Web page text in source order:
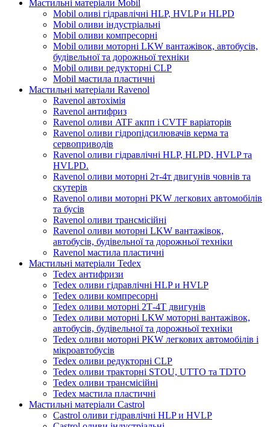
Мастильні матеріали Mobil
Mobil оливі гідравлічні HLP, HVLP и HLPD
Mobil оливи індустріальні
Mobil оливи компресорні
Mobil оливи моторні LKW вантажівок, автобусів,
будівельної та дорожньої техніки
Mobil оливи редукторні CLP
Mobil мастила пластичні
Мастильні матеріали Ravenol
Ravenol автохімія
Ravenol антифриз
Ravenol оливи ATF акпп і CVTF варіаторів
Ravenol оливи гідропідсилювачів керма та
сервоприводів
Ravenol оливи гідравлічні HLP, HLPD, HVLP та
HVLPD.
Ravenol оливи моторні 2т-4т двигунів човнів та
скутерів
Ravenol оливи моторні PKW легкових автомобілів
та бусів
Ravenol оливи трансмісійні
Ravenol оливи моторні LKW вантажівок,
автобусів, будівельної та дорожньої техніки
Ravenol мастила пластичні
Мастильні матеріали Tedex
Tedex антифризи
Tedex оливи гідравлічні HLP и HVLP
Tedex оливи компресорні
Tedex оливи моторні 2Т-4Т двигунів
Tedex оливи моторні LKW моторні вантажівок,
автобусів, будівельної та дорожньої техніки
Tedex оливи моторні PKW легкових автомобілів і
мікроавтобусів
Tedex оливи редукторні CLP
Tedex оливи тракторні STOU, UTTO та TDTO
Tedex оливи трансмісійні
Tedex мастила пластичні
Мастильні матеріали Castrol
Castrol оливи гідравлічні HLP и HVLP